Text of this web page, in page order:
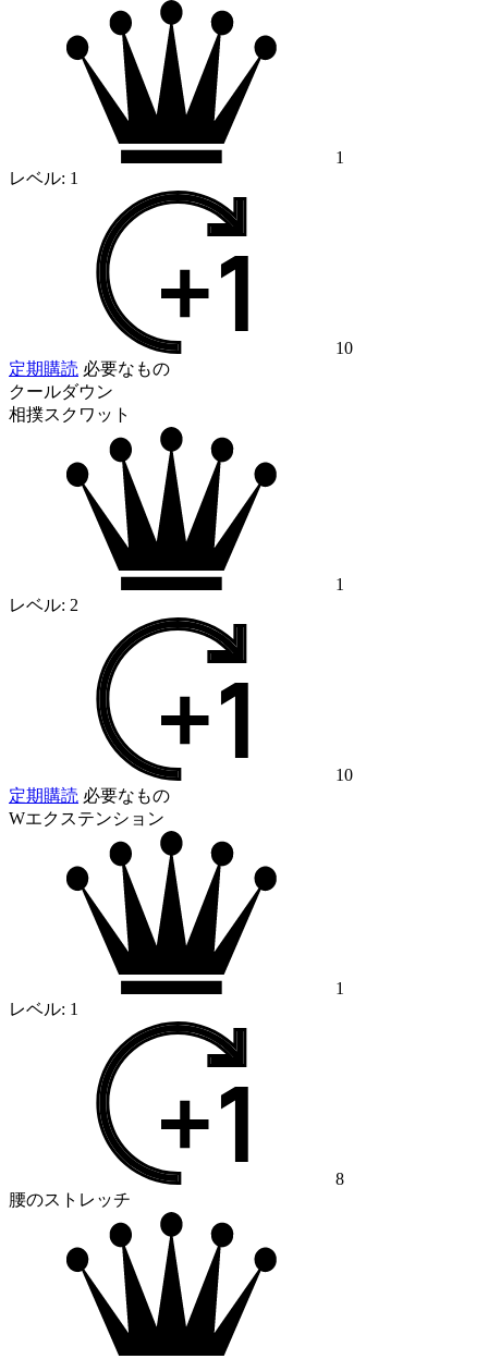
1
レベル: 1
10
定期購読 必要なもの
クールダウン
相撲スクワット
1
レベル: 2
10
定期購読 必要なもの
Wエクステンション
1
レベル: 1
8
腰のストレッチ